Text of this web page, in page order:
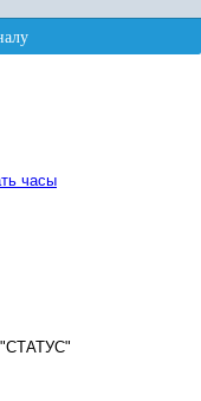
часы
"СТАТУС"